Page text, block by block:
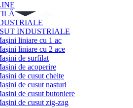
INDUSTRIALE
liniare cu 1 ac
liniare cu 2 ace
de surfilat
de acoperire
de cusut cheițe
de cusut nasturi
de cusut butoniere
de cusut zig-zag